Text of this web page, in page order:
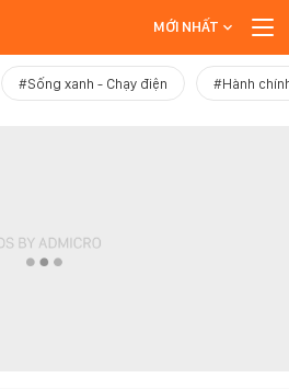
MỚI NHẤT
#Sống xanh - Chạy điện #Hành